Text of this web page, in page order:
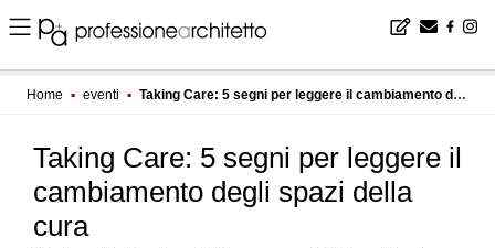
Home ▪ eventi ▪ Taking Care: 5 segni per leggere il cambiamento degli spazi della cura
Taking Care: 5 segni per leggere il
cambiamento degli spazi della
cura